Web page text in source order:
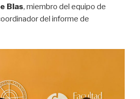
Blas, miembro del equipo de
del informe de